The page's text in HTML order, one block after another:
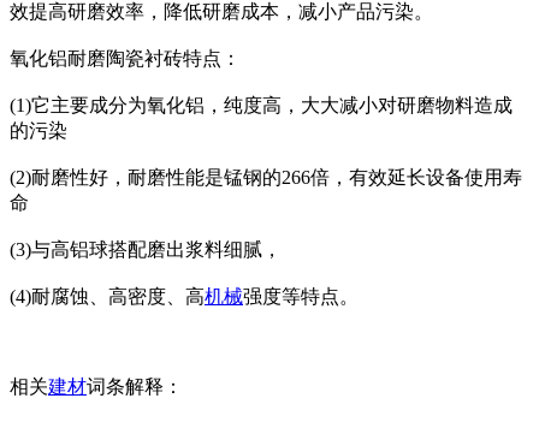
效提高研磨效率，降低研磨成本，减小产品污染。
氧化铝耐磨陶瓷衬砖特点：
(1)它主要成分为氧化铝，纯度高，大大减小对研磨物料造成
的污染
(2)耐磨性好，耐磨性能是锰钢的266倍，有效延长设备使用寿
命
(3)与高铝球搭配磨出浆料细腻，
(4)耐腐蚀、高密度、高机械强度等特点。
相关建材词条解释：